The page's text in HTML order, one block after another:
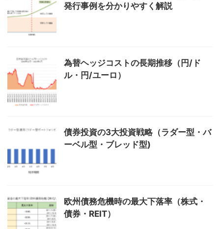
発行事例を分かりやすく解説
為替ヘッジコストの長期推移（円/ド
ル・円/ユーロ）
債券投資の3大投資戦略（ラダー型・バ
ーベル型・ブレッド型)
欧州債務危機時の最大下落率（株式・
債券・REIT）